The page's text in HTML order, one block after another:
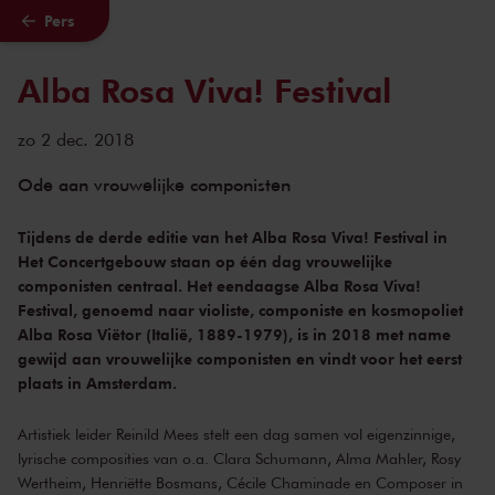
Naar hoofdcontent
Pers
Alba Rosa Viva! Festival
zo 2 dec. 2018
Ode aan vrouwelijke componisten
Tijdens de derde editie van het Alba Rosa Viva! Festival in
Het Concertgebouw staan op één dag vrouwelijke
componisten centraal. Het eendaagse Alba Rosa Viva!
Festival, genoemd naar violiste, componiste en kosmopoliet
Alba Rosa Viëtor (Italië, 1889-1979), is in 2018 met name
gewijd aan vrouwelijke componisten en vindt voor het eerst
plaats in Amsterdam.
Artistiek leider Reinild Mees stelt een dag samen vol eigenzinnige,
lyrische composities van o.a. Clara Schumann, Alma Mahler, Rosy
Wertheim, Henriëtte Bosmans, Cécile Chaminade en Composer in